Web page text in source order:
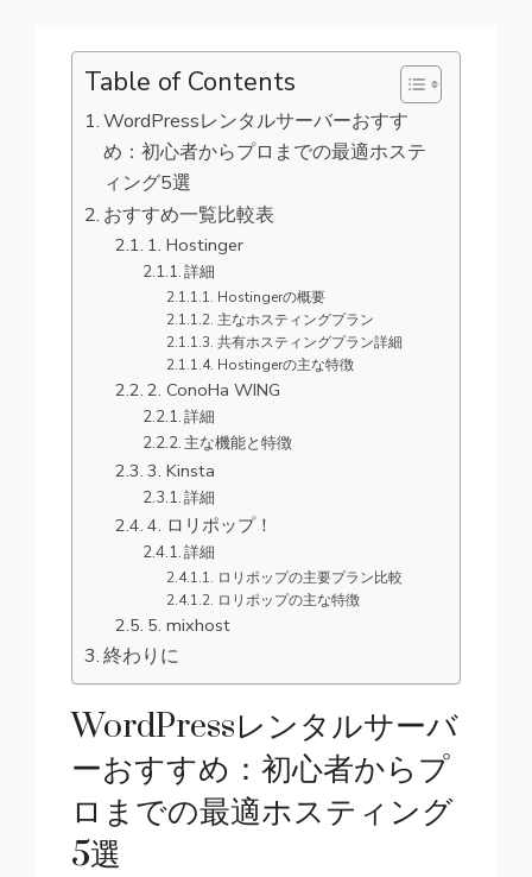
Table of Contents
WordPressレンタルサーバーおすす
め：初心者からプロまでの最適ホステ
ィング5選
おすすめ一覧比較表
1. Hostinger
詳細
Hostingerの概要
主なホスティングプラン
共有ホスティングプラン詳細
Hostingerの主な特徴
2. ConoHa WING
詳細
主な機能と特徴
3. Kinsta
詳細
4. ロリポップ！
詳細
ロリポップの主要プラン比較
ロリポップの主な特徴
5. mixhost
終わりに
WordPressレンタルサーバ
ーおすすめ：初心者からプ
ロまでの最適ホスティング
5選